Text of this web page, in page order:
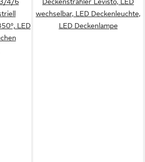
LED
wechselbar, LED Deckenleuchte,
LED Deckenlampe